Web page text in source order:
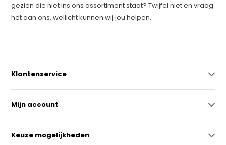
gezien die niet ins ons assortiment staat? Twijfel niet en vraag
het aan ons, wellicht kunnen wij jou helpen.
Klantenservice
Mijn account
Keuze mogelijkheden